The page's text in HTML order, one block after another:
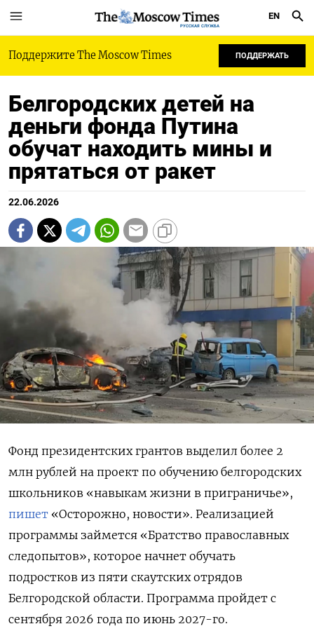
РУССКАЯ СЛУЖБА
EN
Поддержите The Moscow Times ПОДДЕРЖАТЬ
Белгородских детей на
деньги фонда Путина
обучат находить мины и
прятаться от ракет
22.06.2026
Фонд президентских грантов выделил более 2
млн рублей на проект по обучению белгородских
школьников «навыкам жизни в приграничье»,
пишет «Осторожно, новости». Реализацией
программы займется «Братство православных
следопытов», которое начнет обучать
подростков из пяти скаутских отрядов
Белгородской области. Программа пройдет с
сентября 2026 года по июнь 2027-го.